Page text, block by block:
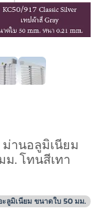
ม่านอลูมิเนียม
. โทนสีเทา
ะลูมิเนียม ขนาดใบ 50 มม.